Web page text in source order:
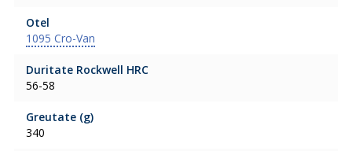
Otel
1095 Cro-Van
Duritate Rockwell HRC
56-58
Greutate (g)
340